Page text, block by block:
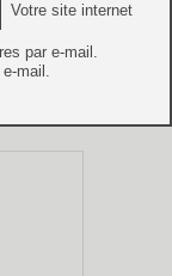
Votre site internet
par e-mail.
mail.